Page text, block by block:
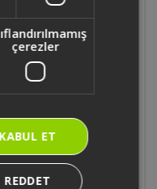
Tuş
çerezler
ET